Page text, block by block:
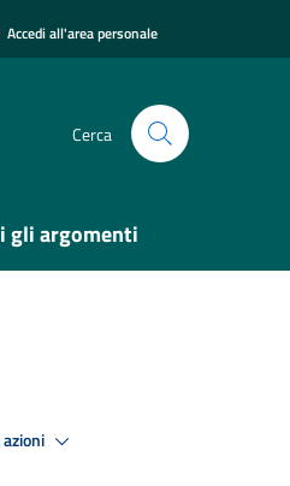
Accedi all'area personale
Cerca
gli argomenti